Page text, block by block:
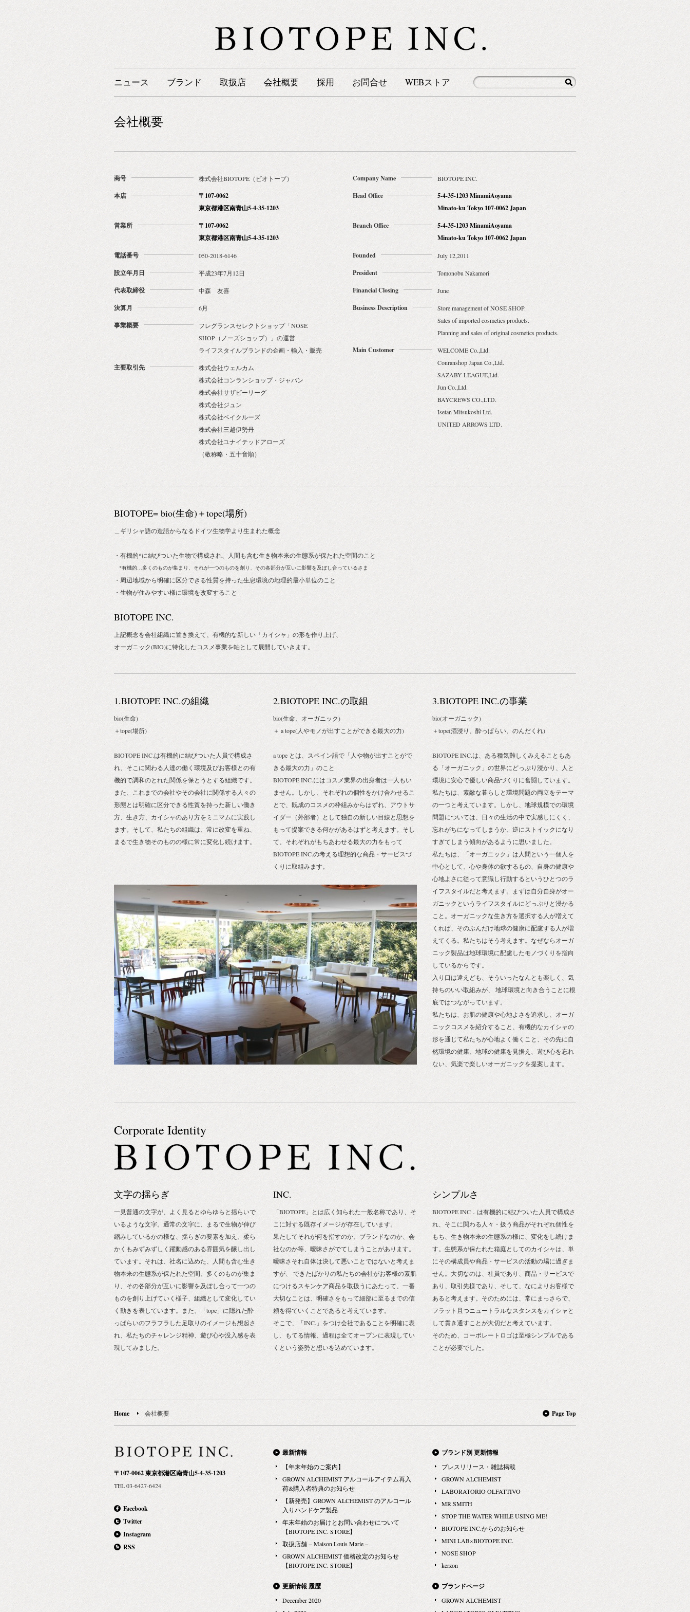
ニュース ブランド 取扱店 会社概要 採用 お問合せ WEBストア
会社概要
商号 株式会社BIOTOPE（ビオトープ）
本店
〒107-0062
東京都港区南青山5-4-35-1203
営業所
〒107-0062
東京都港区南青山5-4-35-1203
電話番号
050-2018-6146
設立年月日 平成23年7月12日
代表取締役 中森 友喜
決算月 6月
事業概要
フレグランスセレクトショップ「NOSE
SHOP（ノーズショップ）」の運営
ライフスタイルブランドの企画・輸入・販売
主要取引先
株式会社ウェルカム
株式会社コンランショップ・ジャパン
株式会社サザビーリーグ
株式会社ジュン
株式会社ベイクルーズ
株式会社三越伊勢丹
株式会社ユナイテッドアローズ
（敬称略・五十音順）
Company Name BIOTOPE INC.
Head Office
5-4-35-1203 MinamiAoyama
Minato-ku Tokyo 107-0062 Japan
Branch Office
5-4-35-1203 MinamiAoyama
Minato-ku Tokyo 107-0062 Japan
Founded
July 12,2011
President Tomonobu Nakamori
Financial Closing June
Business Description
Store management of NOSE SHOP.
Sales of imported cosmetics products.
Planning and sales of original cosmetics products.
Main Customer
WELCOME Co.,Ltd.
Conranshop Japan Co.,Ltd.
SAZABY LEAGUE,Ltd.
Jun Co.,Ltd.
BAYCREWS CO.,LTD.
Isetan Mitsukoshi Ltd.
UNITED ARROWS LTD.
BIOTOPE= bio(生命)＋tope(場所)
＿ギリシャ語の造語からなるドイツ生物学より生まれた概念
・有機的*に結びついた生物で構成され、人間も含む生き物本来の生態系が保たれた空間のこと
*有機的…多くのものが集まり、それが一つのものを創り、その各部分が互いに影響を及ぼし合っているさま
・周辺地域から明確に区分できる性質を持った生息環境の地理的最小単位のこと
・生物が住みやすい様に環境を改変すること
BIOTOPE INC.
上記概念を会社組織に置き換えて、有機的な新しい「カイシャ」の形を作り上げ、
オーガニック(BIO)に特化したコスメ事業を軸として展開していきます。
1.BIOTOPE INC.の組織
bio(生命)
＋tope(場所)
BIOTOPE INC.は有機的に結びついた人員で構成さ
れ、そこに関わる人達の働く環境及びお客様との有
機的で調和のとれた関係を保とうとする組織です。
また、これまでの会社やその会社に関係する人々の
形態とは明確に区分できる性質を持った新しい働き
方、生き方、カイシャのあり方をミニマムに実践し
ます。そして、私たちの組織は、常に改変を重ね、
まるで生き物そのものの様に常に変化し続けます。
2.BIOTOPE INC.の取組
bio(生命、オーガニック)
＋ a tope(人やモノが出すことができる最大の力)
a tope とは、スペイン語で「人や物が出すことがで
きる最大の力」のこと
BIOTOPE INC.にはコスメ業界の出身者は一人もい
ません。しかし、それぞれの個性をかけ合わせるこ
とで、既成のコスメの枠組みからはずれ、アウトサ
イダー（外部者）として独自の新しい目線と思想を
もって提案できる何かがあるはずと考えます。そし
て、それぞれがもちあわせる最大の力をもって
BIOTOPE INC.の考える理想的な商品・サービスづ
くりに取組みます。
3.BIOTOPE INC.の事業
bio(オーガニック)
＋tope(酒浸り、酔っぱらい、のんだくれ)
BIOTOPE INC.は、ある種気難しくみえることもあ
る「オーガニック」の世界にどっぷり浸かり、人と
環境に安心で優しい商品づくりに奮闘しています。
私たちは、素敵な暮らしと環境問題の両立をテーマ
の一つと考えています。しかし、地球規模での環境
問題については、日々の生活の中で実感しにくく、
忘れがちになってしまうか、逆にストイックになり
すぎてしまう傾向があるように思いました。
私たちは、「オーガニック」は人間という一個人を
中心として、心や身体の欲するもの、自身の健康や
心地よさに従って意識し行動するというひとつのラ
イフスタイルだと考えます。まずは自分自身がオー
ガニックというライフスタイルにどっぷりと浸かる
こと。オーガニックな生き方を選択する人が増えて
くれば、そのぶんだけ地球の健康に配慮する人が増
えてくる。私たちはそう考えます。なぜならオーガ
ニック製品は地球環境に配慮したモノづくりを指向
しているからです。
入り口は違えども、そういったなんとも楽しく、気
持ちのいい取組みが、 地球環境と向き合うことに根
底ではつながっています。
私たちは、お肌の健康や心地よさを追求し、オーガ
ニックコスメを紹介すること、有機的なカイシャの
形を通じて私たちが心地よく働くこと、その先に自
然環境の健康、地球の健康を見据え、遊び心を忘れ
ない、気楽で楽しいオーガニックを提案します。
Corporate Identity
文字の揺らぎ
一見普通の文字が、よく見るとゆらゆらと揺らいで
いるような文字。通常の文字に、まるで生物が伸び
縮みしているかの様な、揺らぎの要素を加え、柔ら
かくもみずみずしく躍動感のある雰囲気を醸し出し
ています。それは、社名に込めた、人間も含む生き
物本来の生態系が保たれた空間、多くのものが集ま
り、その各部分が互いに影響を及ぼし合って一つの
ものを創り上げていく様子、組織として変化してい
く動きを表しています。また、「tope」に隠れた酔
っぱらいのフラフラした足取りのイメージも想起さ
れ、私たちのチャレンジ精神、遊び心や没入感を表
現してみました。
INC.
「BIOTOPE」とは広く知られた一般名称であり、そ
こに対する既存イメージが存在しています。
果たしてそれが何を指すのか、ブランドなのか、会
社なのか等、曖昧さがでてしまうことがあります。
曖昧さそれ自体は決して悪いことではないと考えま
すが、 できたばかりの私たちの会社がお客様の素肌
につけるスキンケア商品を取扱うにあたって、一番
大切なことは、明確さをもって細部に至るまでの信
頼を得ていくことであると考えています。
そこで、「INC.」をつけ会社であることを明確に表
し、もてる情報、過程は全てオープンに表現してい
くという姿勢と想いを込めています。
シンプルさ
BIOTOPE INC．は有機的に結びついた人員で構成さ
れ、そこに関わる人々・扱う商品がそれぞれ個性を
もち、生き物本来の生態系の様に、変化をし続けま
す。生態系が保たれた箱庭としてのカイシャは、単
にその構成員や商品・サービスの活動の場に過ぎま
せん。大切なのは、社員であり、商品・サービスで
あり、取引先様であり、そして、なによりお客様で
あると考えます。そのためには、常にまっさらで、
フラット且つニュートラルなスタンスをカイシャと
して貫き通すことが大切だと考えています。
そのため、コーポレートロゴは至極シンプルである
ことが必要でした。
Home 会社概要 Page Top
〒107-0062 東京都港区南青山5-4-35-1203
TEL 03-6427-6424
Facebook
Twitter
Instagram
RSS
最新情報
【年末年始のご案内】
GROWN ALCHEMIST アルコールアイテム再入
荷&購入者特典のお知らせ
【新発売】GROWN ALCHEMIST のアルコール
入りハンドケア製品
年末年始のお届けとお問い合わせについて
【BIOTOPE INC. STORE】
取扱店舗 − Maison Louis Marie −
GROWN ALCHEMIST 価格改定のお知らせ
【BIOTOPE INC. STORE】
更新情報 履歴
December 2020
ブランド別 更新情報
プレスリリース・雑誌掲載
GROWN ALCHEMIST
LABORATORIO OLFATTIVO
MR.SMITH
STOP THE WATER WHILE USING ME!
BIOTOPE INC.からのお知らせ
MINI LAB×BIOTOPE INC.
NOSE SHOP
kerzon
ブランドページ
GROWN ALCHEMIST